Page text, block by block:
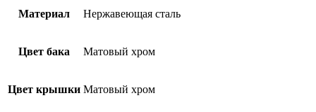
Материал Нержавеющая сталь
Цвет бака Матовый хром
Цвет крышки Матовый хром